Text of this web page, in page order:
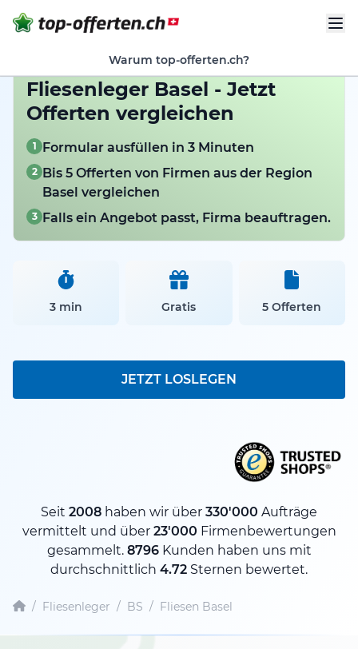
Warum top-offerten.ch?
Fliesenleger Basel - Jetzt
Offerten vergleichen
1 Formular ausfüllen in 3 Minuten
2 Bis 5 Offerten von Firmen aus der Region
Basel vergleichen
3 Falls ein Angebot passt, Firma beauftragen.
3 min Gratis 5 Offerten
JETZT LOSLEGEN
Seit 2008 haben wir über 330'000 Aufträge
vermittelt und über 23'000 Firmenbewertungen
gesammelt. 8796Kunden haben uns mit
durchschnittlich 4.72 Sternen bewertet.
/ Fliesenleger / BS / Fliesen Basel